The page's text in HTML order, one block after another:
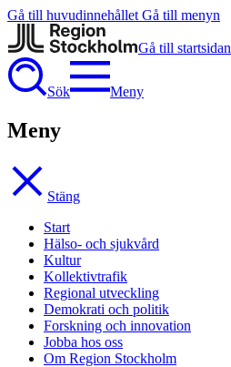
Gå till huvudinnehållet Gå till menyn
Gå till startsidan
Sök Meny
Meny
Stäng
Start
Hälso- och sjukvård
Kultur
Kollektivtrafik
Regional utveckling
Demokrati och politik
Forskning och innovation
Jobba hos oss
Om Region Stockholm